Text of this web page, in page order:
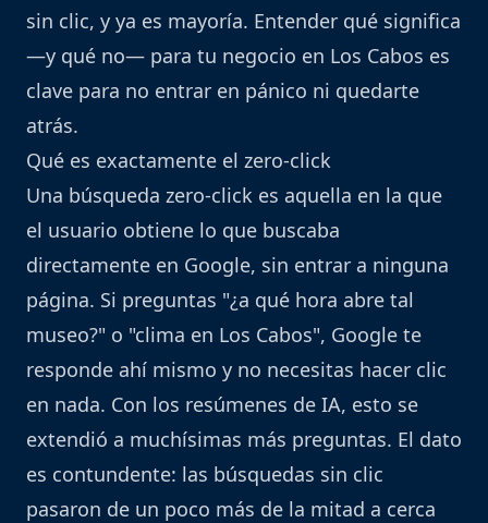
sin clic, y ya es mayoría. Entender qué significa
—y qué no— para tu negocio en Los Cabos es
clave para no entrar en pánico ni quedarte
atrás.
Qué es exactamente el zero-click
Una búsqueda zero-click es aquella en la que
el usuario obtiene lo que buscaba
directamente en Google, sin entrar a ninguna
página. Si preguntas "¿a qué hora abre tal
museo?" o "clima en Los Cabos", Google te
responde ahí mismo y no necesitas hacer clic
en nada. Con los resúmenes de IA, esto se
extendió a muchísimas más preguntas. El dato
es contundente: las búsquedas sin clic
pasaron de un poco más de la mitad a cerca